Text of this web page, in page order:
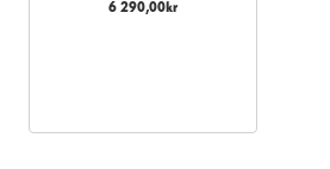
6 290,00kr